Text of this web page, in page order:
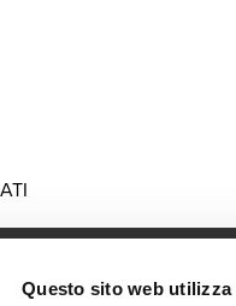
Questo sito web utilizza